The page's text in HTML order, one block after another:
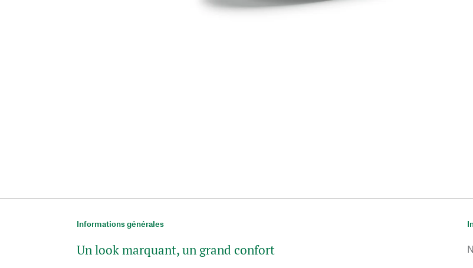
Informations générales
Un look marquant, un grand confort